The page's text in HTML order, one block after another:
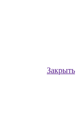
Закрыть